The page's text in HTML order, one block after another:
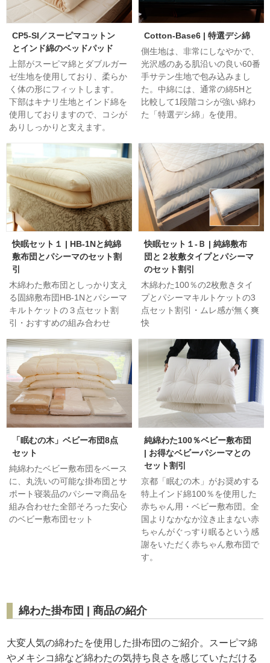
CP5-SI／スーピマコットン
とインド綿のベッドパッド
上部がスーピマ綿とダブルガー
ゼ生地を使用しており、柔らか
く体の形にフィットします。
下部はキナリ生地とインド綿を
使用しておりますので、コシが
ありしっかりと支えます。
Cotton-Base6 | 特選デシ綿
側生地は、非常にしなやかで、
光沢感のある肌沿いの良い60番
手サテン生地で包み込みまし
た。中綿には、通常の綿5Hと
比較して1段階コシが強い綿わ
た「特選デシ綿」を使用。
快眠セット１ | HB-1Nと純綿
敷布団とパシーマのセット割
引
木綿わた敷布団としっかり支え
る固綿敷布団HB-1Nとパシーマ
キルトケットの３点セット割
引・おすすめの組み合わせ
快眠セット１-Ｂ | 純綿敷布
団と２枚敷タイプとパシーマ
のセット割引
木綿わた100％の2枚敷きタイ
プとパシーマキルトケットの3
点セット割引・ムレ感が無く爽
快
「眠むの木」ベビー布団8点
セット
純綿わたベビー敷布団をベース
に、丸洗いの可能な掛布団とサ
ポート寝装品のパシーマ商品を
組み合わせた全部そろった安心
のベビー敷布団セット
純綿わた100％ベビー敷布団
| お得なベビーパシーマとの
セット割引
京都「眠むの木」がお奨めする
特上インド綿100％を使用した
赤ちゃん用・ベビー敷布団。全
国よりなかなか泣き止まない赤
ちゃんがぐっすり眠るという感
謝をいただく赤ちゃん敷布団で
す。
綿わた掛布団 | 商品の紹介
大変人気の綿わたを使用した掛布団のご紹介。スーピマ綿
やメキシコ綿など綿わたの気持ち良さを感じていただける